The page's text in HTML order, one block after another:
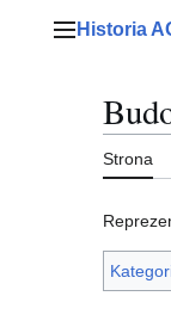
Menu
Historia
Strona